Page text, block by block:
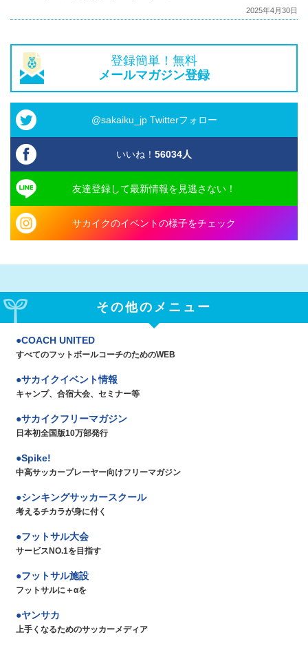
2025年4月30日
登録簡単！無料
メールマガジン登録
@sakaiku_jp Twitterフォロー
いいね！ 56034人
友達登録して最新情報を見逃さない！
サカイクのイベントの様子をチェック
その他のメニュー
COACH UNITED
すべてのフットボールコーチのためのWEB
サカイクイベント情報
キャンプ、合宿大会、セミナー等
サカイクフリーマガジン
日本初全国版10万部発行
Spike!
中高サッカープレーヤー向けフリーマガジン
シンキングサッカースクール
考えるチカラが身に付く
フットサル大会
サービスNO.1を目指す
フットサル施設
フットサルに＋αを
ヤンサカ
上手くなるためのサッカーメディア